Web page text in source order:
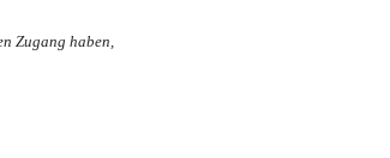
Zugang haben,